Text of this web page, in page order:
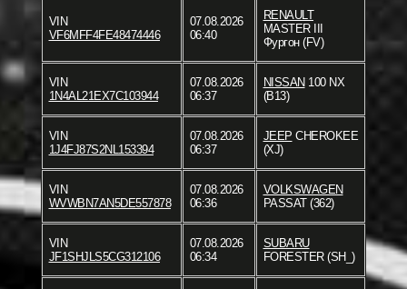
VIN
VF6MFF4FE48474446
07.08.2026
06:40
RENAULT
MASTER III
Фургон (FV)
VIN
1N4AL21EX7C103944
07.08.2026
06:37
NISSAN 100 NX
(B13)
VIN
1J4FJ87S2NL153394
07.08.2026
06:37
JEEP CHEROKEE
(XJ)
VIN
WVWBN7AN5DE557878
07.08.2026
06:36
VOLKSWAGEN
PASSAT (362)
VIN
JF1SHJLS5CG312106
07.08.2026
06:34
SUBARU
FORESTER (SH_)